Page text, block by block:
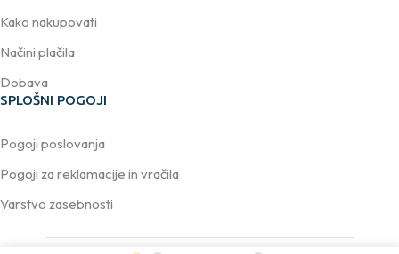
Kako nakupovati
Načini plačila
Dobava
SPLOŠNI POGOJI
Pogoji poslovanja
Pogoji za reklamacije in vračila
Varstvo zasebnosti